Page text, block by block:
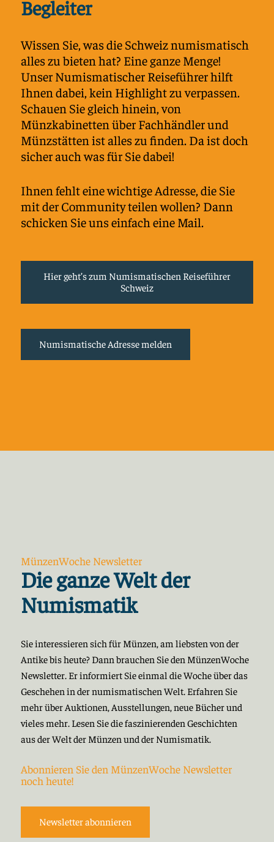
Begleiter
Wissen Sie, was die Schweiz numismatisch
alles zu bieten hat? Eine ganze Menge!
Unser Numismatischer Reiseführer hilft
Ihnen dabei, kein Highlight zu verpassen.
Schauen Sie gleich hinein, von
Münzkabinetten über Fachhändler und
Münzstätten ist alles zu finden. Da ist doch
sicher auch was für Sie dabei!
Ihnen fehlt eine wichtige Adresse, die Sie
mit der Community teilen wollen? Dann
schicken Sie uns einfach eine Mail.
Hier geht’s zum Numismatischen Reiseführer
Schweiz
Numismatische Adresse melden
MünzenWoche Newsletter
Die ganze Welt der
Numismatik
Sie interessieren sich für Münzen, am liebsten von der
Antike bis heute? Dann brauchen Sie den MünzenWoche
Newsletter. Er informiert Sie einmal die Woche über das
Geschehen in der numismatischen Welt. Erfahren Sie
mehr über Auktionen, Ausstellungen, neue Bücher und
vieles mehr. Lesen Sie die faszinierenden Geschichten
aus der Welt der Münzen und der Numismatik.
Abonnieren Sie den MünzenWoche Newsletter
noch heute!
Newsletter abonnieren